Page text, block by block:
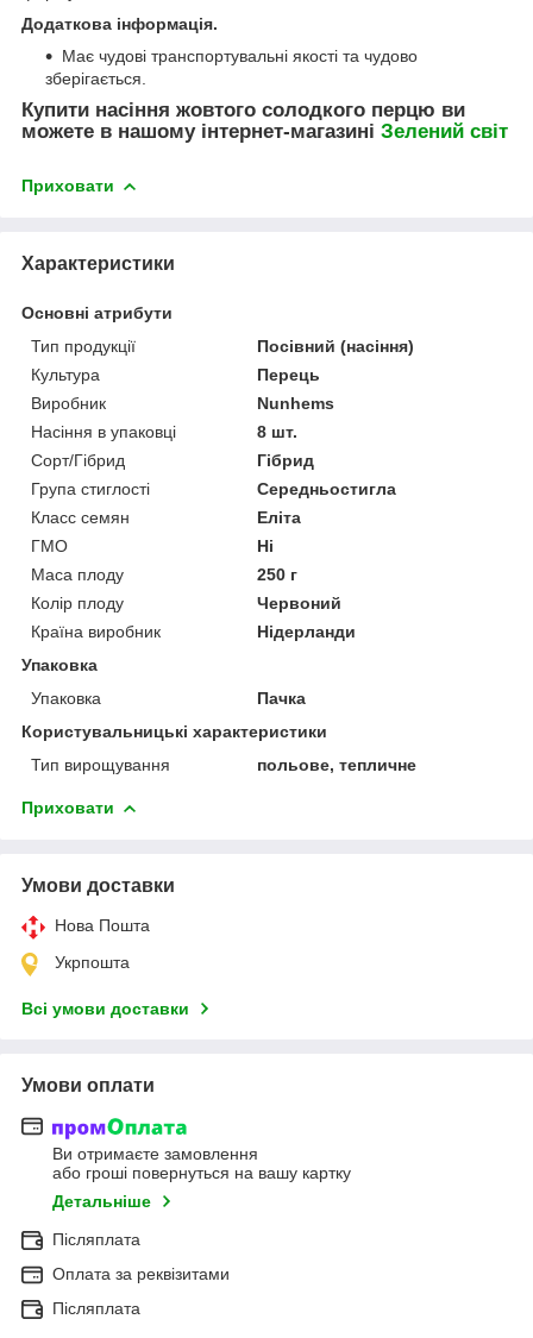
Додаткова інформація.
Має чудові транспортувальні якості та чудово
зберігається.
Купити насіння жовтого солодкого перцю ви
можете в нашому інтернет-магазині Зелений свiт
Приховати
Характеристики
Основні атрибути
Тип продукції
Посівний (насіння)
Культура
Перець
Виробник
Nunhems
Насіння в упаковці
8 шт.
Сорт/Гібрид
Гібрид
Група стиглості
Середньостигла
Класс семян
Еліта
ГМО
Ні
Маса плоду
250 г
Колір плоду
Червоний
Країна виробник
Нідерланди
Упаковка
Упаковка
Пачка
Користувальницькі характеристики
Тип вирощування
польове, тепличне
Приховати
Умови доставки
Нова Пошта
Укрпошта
Всі умови доставки
Умови оплати
Ви отримаєте замовлення
або гроші повернуться на вашу картку
Детальніше
Післяплата
Оплата за реквізитами
Післяплата